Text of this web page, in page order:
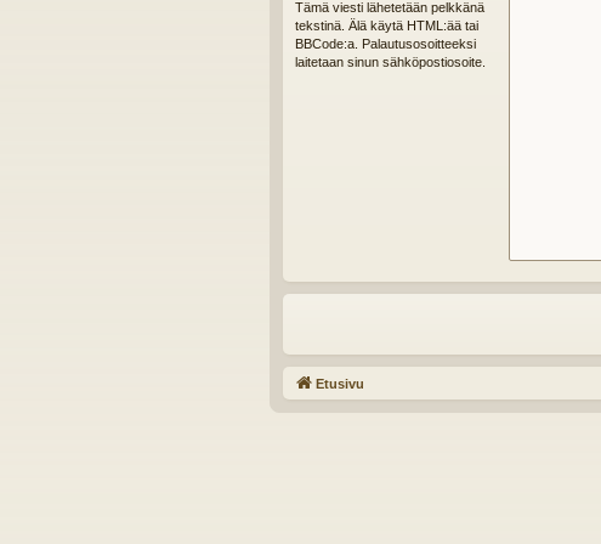
Tämä viesti lähetetään pelkkänä
tekstinä. Älä käytä HTML:ää tai
BBCode:a. Palautusosoitteeksi
laitetaan sinun sähköpostiosoite.
Etusivu